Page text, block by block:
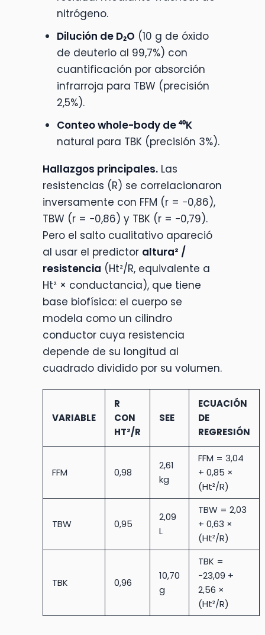
nitrógeno.
Dilución de D₂O (10 g de óxido
de deuterio al 99,7%) con
cuantificación por absorción
infrarroja para TBW (precisión
2,5%).
Conteo whole-body de ⁴⁰K
natural para TBK (precisión 3%).
Hallazgos principales. Las
resistencias (R) se correlacionaron
inversamente con FFM (r = −0,86),
TBW (r = −0,86) y TBK (r = −0,79).
Pero el salto cualitativo apareció
al usar el predictor altura² /
resistencia (Ht²/R, equivalente a
Ht² × conductancia), que tiene
base biofísica: el cuerpo se
modela como un cilindro
conductor cuya resistencia
depende de su longitud al
cuadrado dividido por su volumen.
VARIABLE
R
CON
HT²/R
SEE
ECUACIÓN
DE
REGRESIÓN
FFM 0,98
2,61
kg
FFM = 3,04
+ 0,85 ×
(Ht²/R)
TBW 0,95
2,09
L
TBW = 2,03
+ 0,63 ×
(Ht²/R)
TBK 0,96
10,70
g
TBK =
−23,09 +
2,56 ×
(Ht²/R)